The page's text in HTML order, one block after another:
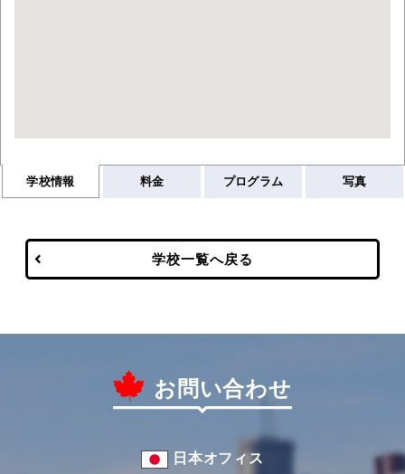
学校情報 料金 プログラム 写真
学校一覧へ戻る
お問い合わせ
日本オフィス